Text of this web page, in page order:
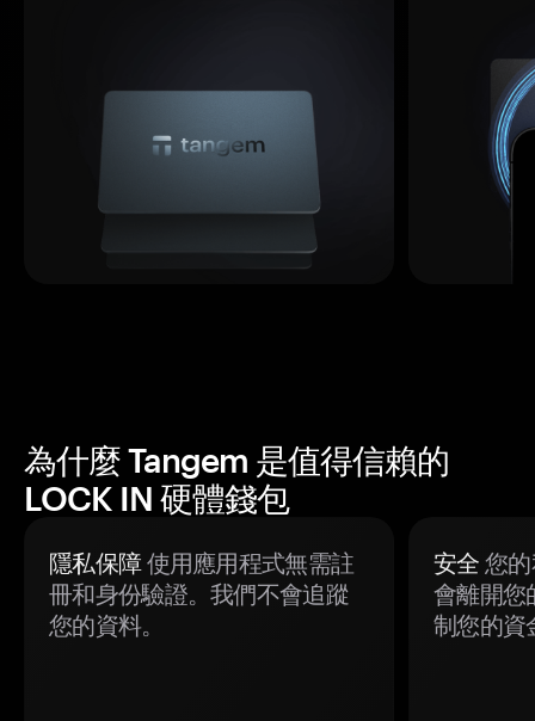
為什麼 Tangem 是值得信賴的
LOCK IN 硬體錢包
隱私保障使用應用程式無需註
冊和身份驗證。我們不會追蹤
您的資料。
安全 您
會離開您
制您的資